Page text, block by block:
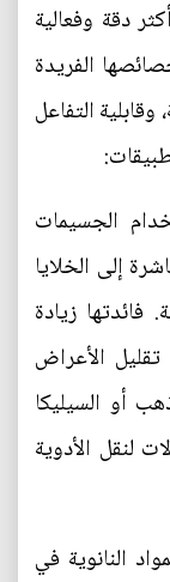
دقة وفعالية
الفريدة
التفاعل
الجسيمات
إلى الخلايا
فائدتها زيادة
تقليل الأعراض
أو السيليكا
لنقل الأدوية
النانوية في